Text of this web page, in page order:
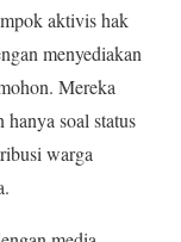
aktivis hak
menyediakan
Mereka
soal status
warga